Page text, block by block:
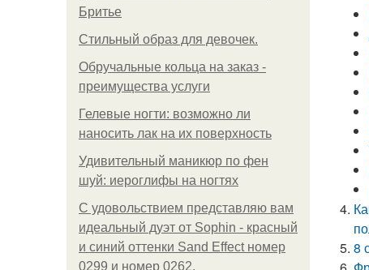
Бритье
Стильный образ для девочек.
Обручальные кольца на заказ -
преимущества услуги
Гелевые ногти: возможно ли
наносить лак на их поверхность
Удивительный маникюр по фен
шуй: иероглифы на ногтях
С удовольствием представляю вам
идеальный дуэт от Sophin - красный
и синий оттенки Sand Effect номер
0299 и номер 0262.
8